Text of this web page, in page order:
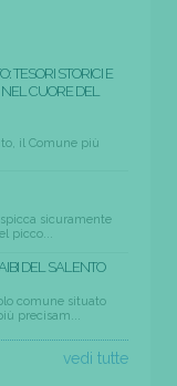
TESORI STORICI E
CUORE DEL
il Comune più
sicuramente
picco...
DEL SALENTO
comune situato
precisam...
vedi tutte